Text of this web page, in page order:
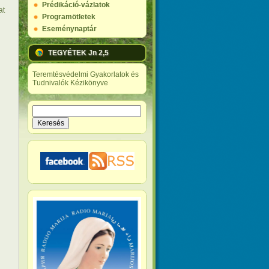
Prédikáció-vázlatok
Programötletek
Eseménynaptár
TEGYÉTEK Jn 2,5
Teremtésvédelmi Gyakorlatok és
Tudnivalók Kézikönyve
Keresés űrlap